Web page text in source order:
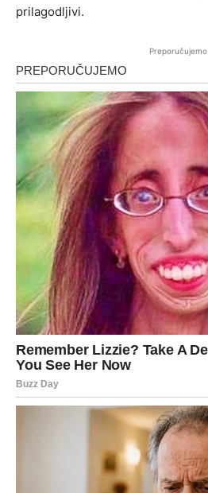
prilagodljivi.
Preporučujemo